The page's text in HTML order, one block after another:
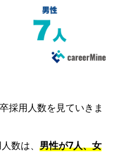
採用人数を見ていきま
数は、 男性が7人、女